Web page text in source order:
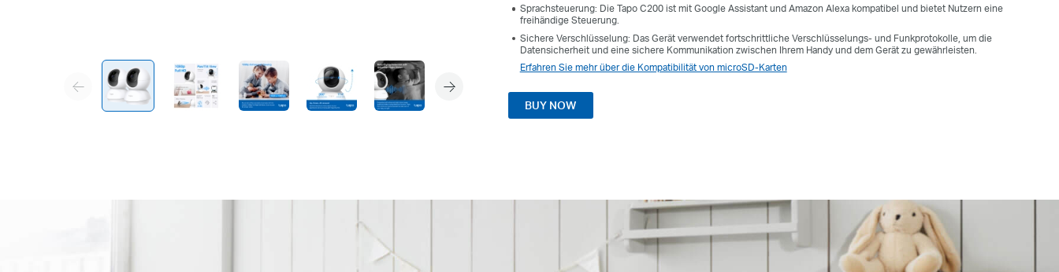
Sprachsteuerung: Die Tapo C200 ist mit Google Assistant und Amazon Alexa kompatibel und bietet Nutzern eine
freihändige Steuerung.
Sichere Verschlüsselung: Das Gerät verwendet fortschrittliche Verschlüsselungs- und Funkprotokolle, um die
Datensicherheit und eine sichere Kommunikation zwischen Ihrem Handy und dem Gerät zu gewährleisten.
Erfahren Sie mehr über die Kompatibilität von microSD-Karten
BUY NOW